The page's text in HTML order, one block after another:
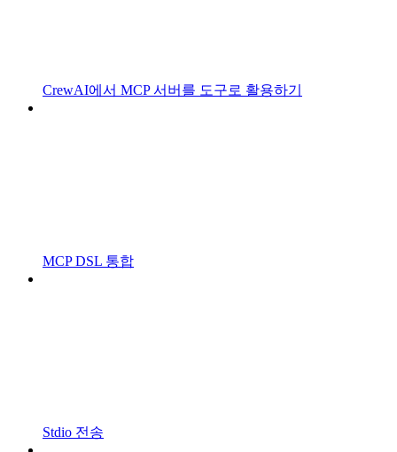
CrewAI에서 MCP 서버를 도구로 활용하기
MCP DSL 통합
Stdio 전송